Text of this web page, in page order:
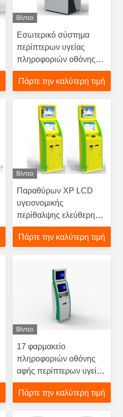
Βίντεο
Εσωτερικό σύστημα
περίπτερων υγείας
πληροφοριών οθόνης
αφής με A4 τον
εκτυπωτή, αναγνώστης
Πάρτε την καλύτερη τιμή
Βίντεο
Παραθύρων XP LCD
υγειονομικής
περίθαλψης ελεύθερη
στάση cOem μηχανών
πληρωμής του Μπιλ
Πάρτε την καλύτερη τιμή
Βίντεο
17 φαρμακείο
πληροφοριών οθόνης
αφής περίπτερων υγείας
ίντσας με τον ομιλητή
πολυμέσων
Πάρτε την καλύτερη τιμή